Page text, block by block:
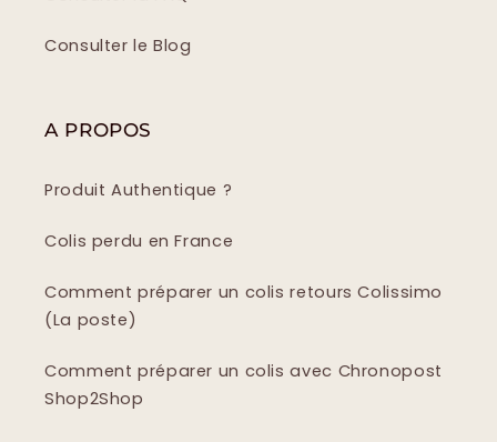
Consulter le Blog
A PROPOS
Produit Authentique ?
Colis perdu en France
Comment préparer un colis retours Colissimo
(La poste)
Comment préparer un colis avec Chronopost
Shop2Shop